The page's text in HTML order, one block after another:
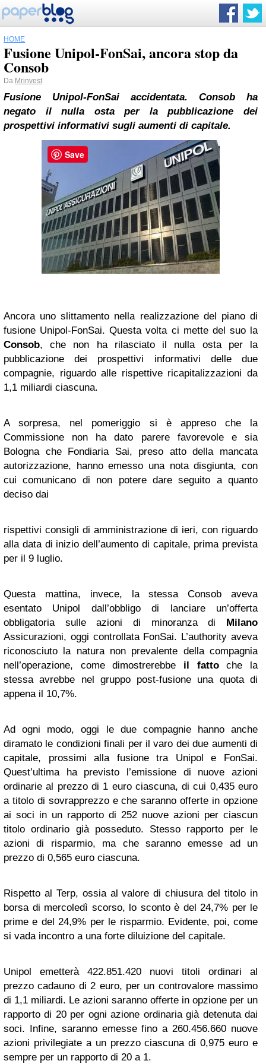
HOME
Fusione Unipol-FonSai, ancora stop da
Consob
Da Mrinvest
Fusione Unipol-FonSai accidentata. Consob ha
negato il nulla osta per la pubblicazione dei
prospettivi informativi sugli aumenti di capitale.
Ancora uno slittamento nella realizzazione del piano di
fusione Unipol-FonSai. Questa volta ci mette del suo la
Consob, che non ha rilasciato il nulla osta per la
pubblicazione dei prospettivi informativi delle due
compagnie, riguardo alle rispettive ricapitalizzazioni da
1,1 miliardi ciascuna.
A sorpresa, nel pomeriggio si è appreso che la
Commissione non ha dato parere favorevole e sia
Bologna che Fondiaria Sai, preso atto della mancata
autorizzazione, hanno emesso una nota disgiunta, con
cui comunicano di non potere dare seguito a quanto
deciso dai
rispettivi consigli di amministrazione di ieri, con riguardo
alla data di inizio dell’aumento di capitale, prima prevista
per il 9 luglio.
Questa mattina, invece, la stessa Consob aveva
esentato Unipol dall’obbligo di lanciare un’offerta
obbligatoria sulle azioni di minoranza di Milano
Assicurazioni, oggi controllata FonSai. L’authority aveva
riconosciuto la natura non prevalente della compagnia
nell’operazione, come dimostrerebbe il fattoche la
stessa avrebbe nel gruppo post-fusione una quota di
appena il 10,7%.
Ad ogni modo, oggi le due compagnie hanno anche
diramato le condizioni finali per il varo dei due aumenti di
capitale, prossimi alla fusione tra Unipol e FonSai.
Quest’ultima ha previsto l’emissione di nuove azioni
ordinarie al prezzo di 1 euro ciascuna, di cui 0,435 euro
a titolo di sovrapprezzo e che saranno offerte in opzione
ai soci in un rapporto di 252 nuove azioni per ciascun
titolo ordinario già posseduto. Stesso rapporto per le
azioni di risparmio, ma che saranno emesse ad un
prezzo di 0,565 euro ciascuna.
Rispetto al Terp, ossia al valore di chiusura del titolo in
borsa di mercoledì scorso, lo sconto è del 24,7% per le
prime e del 24,9% per le risparmio. Evidente, poi, come
si vada incontro a una forte diluizione del capitale.
Unipol emetterà 422.851.420 nuovi titoli ordinari al
prezzo cadauno di 2 euro, per un controvalore massimo
di 1,1 miliardi. Le azioni saranno offerte in opzione per un
rapporto di 20 per ogni azione ordinaria già detenuta dai
soci. Infine, saranno emesse fino a 260.456.660 nuove
azioni privilegiate a un prezzo ciascuna di 0,975 euro e
sempre per un rapporto di 20 a 1.
Save